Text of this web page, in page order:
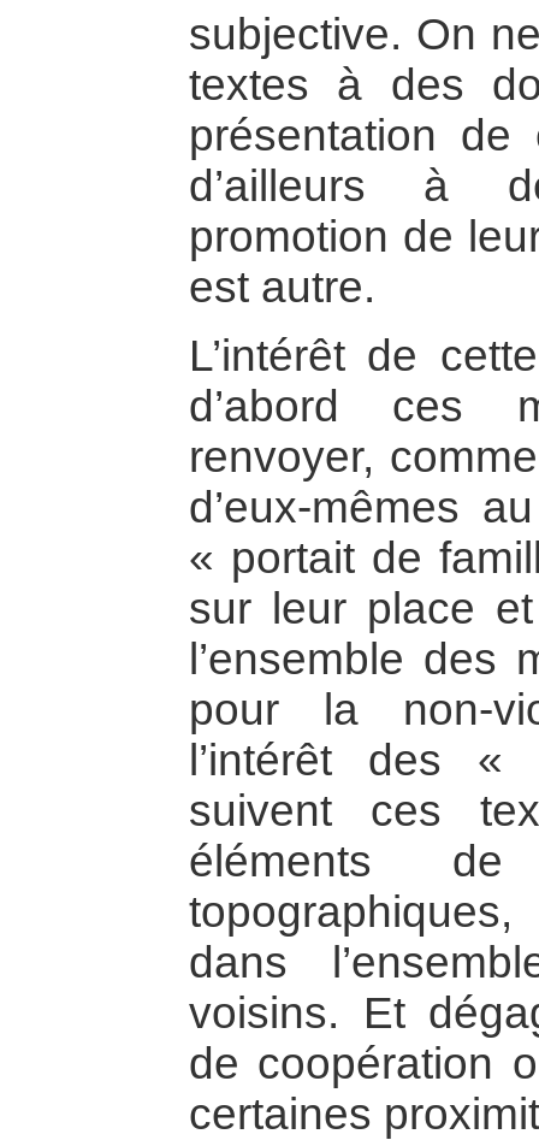
subjective. On
textes à des
présentation de
d’ailleurs à
promotion de
est autre.
L’intérêt de
d’abord ces
renvoyer,
d’eux-mêmes
« portait de
sur leur place
l’ensemble des
pour la non-
l’intérêt des «
suivent ces
éléments
dans
voisins. Et
de coopération
certaines